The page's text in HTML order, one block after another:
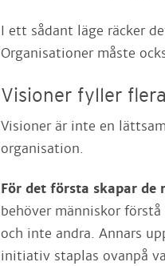
I ett sådant läge räcker
Organisationer måste
Visioner fyller
Visioner är inte en
organisation.
För det första skapar de
behöver människor
och inte andra. Annars
initiativ staplas ovanpå